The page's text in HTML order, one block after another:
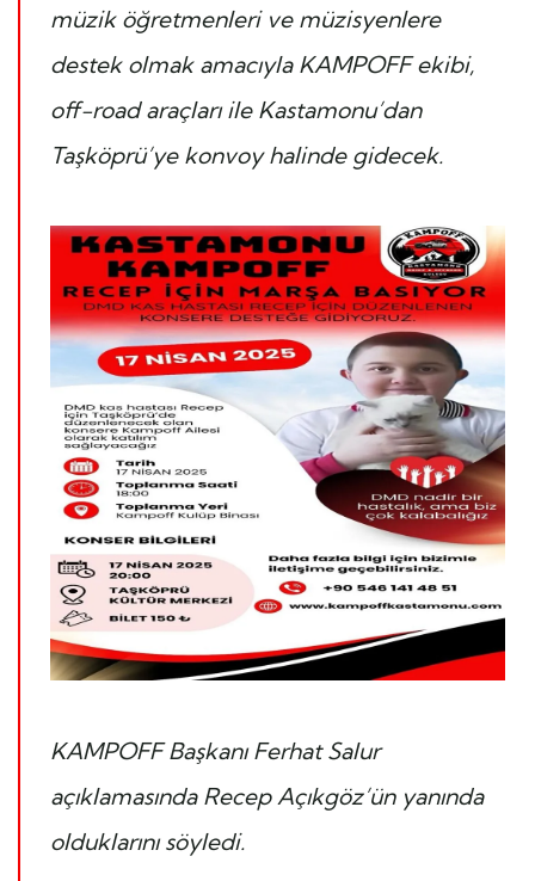
müzik öğretmenleri ve müzisyenlere
destek olmak amacıyla KAMPOFF ekibi,
off-road araçları ile Kastamonu’dan
Taşköprü’ye konvoy halinde gidecek.
KAMPOFF Başkanı Ferhat Salur
açıklamasında Recep Açıkgöz’ün yanında
olduklarını söyledi.